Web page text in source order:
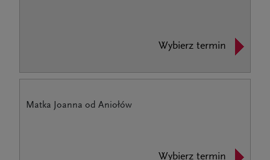
Wybierz termin
Matka Joanna od Aniołów
Wybierz termin